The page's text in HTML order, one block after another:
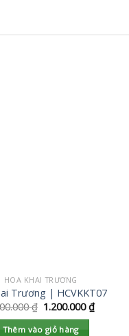
HOA KHAI TRƯƠNG
Trương | HCVKKT07
₫ 1.200.000₫
Thêm vào giỏ hàng